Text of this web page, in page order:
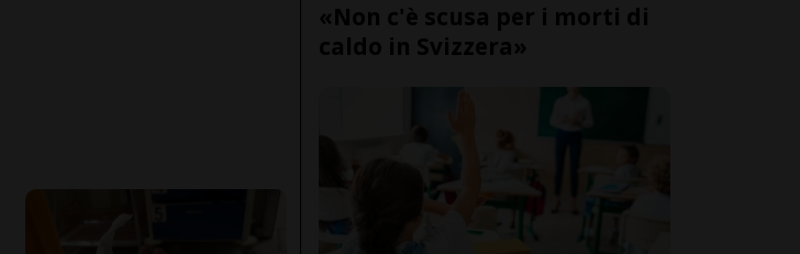
«Non c'è scusa per i morti di
caldo in Svizzera»